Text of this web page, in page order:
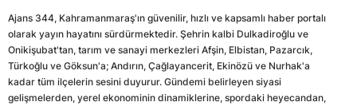
Ajans 344, Kahramanmaraş'ın güvenilir, hızlı ve kapsamlı haber portalı
olarak yayın hayatını sürdürmektedir. Şehrin kalbi Dulkadiroğlu ve
Onikişubat'tan, tarım ve sanayi merkezleri Afşin, Elbistan, Pazarcık,
Türkoğlu ve Göksun'a; Andırın, Çağlayancerit, Ekinözü ve Nurhak'a
kadar tüm ilçelerin sesini duyurur. Gündemi belirleyen siyasi
gelişmelerden, yerel ekonominin dinamiklerine, spordaki heyecandan,